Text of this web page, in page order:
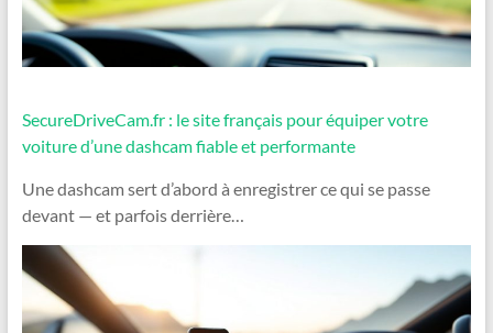
SecureDriveCam.fr : le site français pour équiper votre
voiture d’une dashcam fiable et performante
Une dashcam sert d’abord à enregistrer ce qui se passe
devant — et parfois derrière…